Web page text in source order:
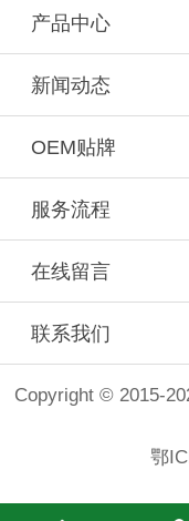
产品中心
新闻动态
OEM贴牌
服务流程
在线留言
联系我们
Copyright © 2015-
鄂